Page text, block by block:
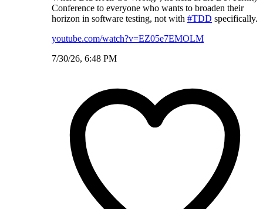
Conference to everyone who wants to broaden their
horizon in software testing, not with #TDD specifically.
youtube.com/watch?v=EZ05e7EMOLM
7/30/26, 6:48 PM